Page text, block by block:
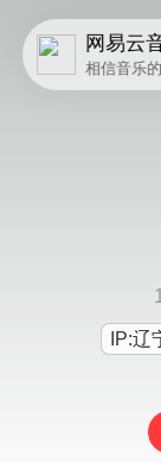
网易云
相信音乐
IP:辽